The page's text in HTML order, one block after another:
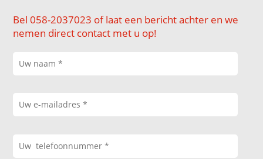
Bel 058-2037023 of laat een bericht achter en we
nemen direct contact met u op!